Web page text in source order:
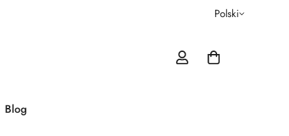
Polski
Blog